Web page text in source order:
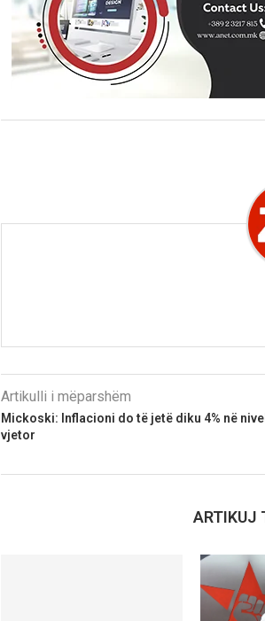
Artikulli i mëparshëm
Mickoski: Inflacioni do të jetë diku 4% në
vjetor
ARTIKUJ